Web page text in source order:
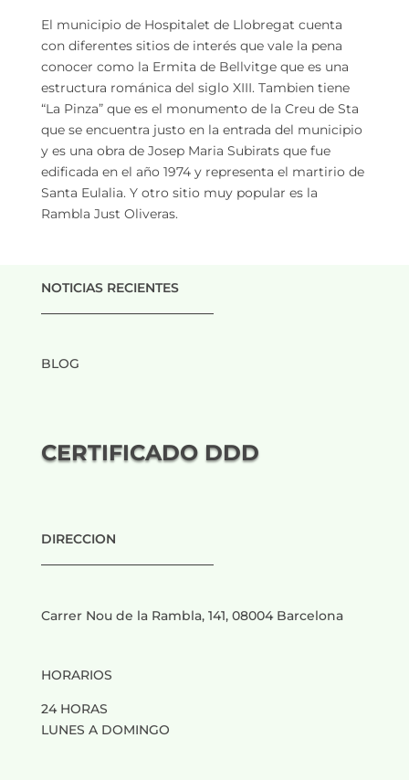
El municipio de Hospitalet de Llobregat cuenta
con diferentes sitios de interés que vale la pena
conocer como la Ermita de Bellvitge que es una
estructura románica del siglo XIII. Tambien tiene
“La Pinza” que es el monumento de la Creu de Sta
que se encuentra justo en la entrada del municipio
y es una obra de Josep Maria Subirats que fue
edificada en el año 1974 y representa el martirio de
Santa Eulalia. Y otro sitio muy popular es la
Rambla Just Oliveras.
NOTICIAS RECIENTES
BLOG
CERTIFICADO DDD
DIRECCION
Carrer Nou de la Rambla, 141, 08004 Barcelona
HORARIOS
24 HORAS
LUNES A DOMINGO